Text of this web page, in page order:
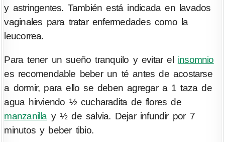
y astringentes. También está indicada en lavados
vaginales para tratar enfermedades como la
leucorrea.
Para tener un sueño tranquilo y evitar el insomnio
es recomendable beber un té antes de acostarse
a dormir, para ello se deben agregar a 1 taza de
agua hirviendo ½ cucharadita de flores de
manzanilla y ½ de salvia. Dejar infundir por 7
minutos y beber tibio.